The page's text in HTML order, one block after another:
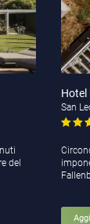
del
Hotel
San